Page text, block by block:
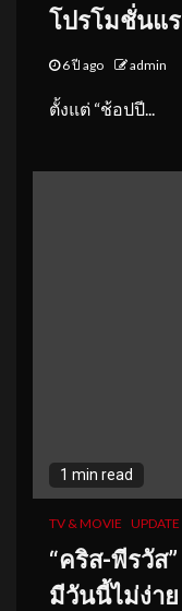
โปรโมชั่นแ
6 ปี ago admin
ตั้งแต่ “ช้อปปี...
1 min read
TV & MOVIE UPDATE
“คริส-พีรวัส
มีวันนี้ไม่ง่า